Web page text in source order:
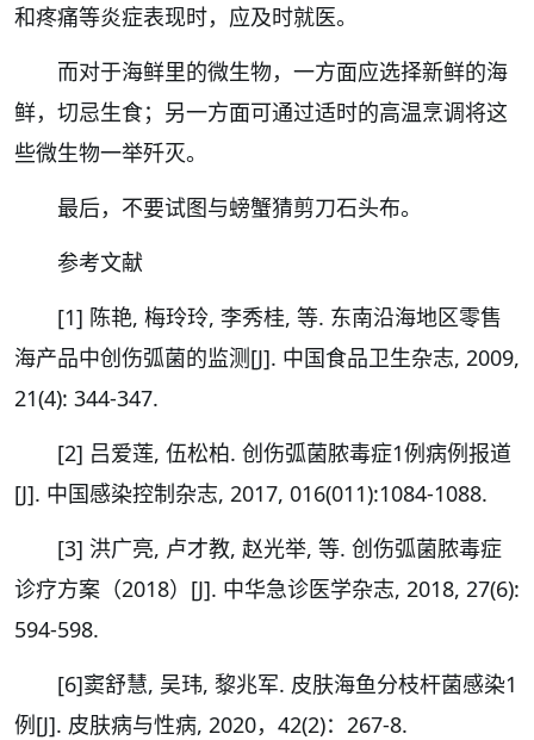
和疼痛等炎症表现时，应及时就医。
而对于海鲜里的微生物，一方面应选择新鲜的海
鲜，切忌生食；另一方面可通过适时的高温烹调将这
些微生物一举歼灭。
最后，不要试图与螃蟹猜剪刀石头布。
参考文献
[1] 陈艳, 梅玲玲, 李秀桂, 等. 东南沿海地区零售
海产品中创伤弧菌的监测[J]. 中国食品卫生杂志, 2009,
21(4): 344-347.
[2] 吕爱莲, 伍松柏. 创伤弧菌脓毒症1例病例报道
[J]. 中国感染控制杂志, 2017, 016(011):1084-1088.
[3] 洪广亮, 卢才教, 赵光举, 等. 创伤弧菌脓毒症
诊疗方案（2018）[J]. 中华急诊医学杂志, 2018, 27(6):
594-598.
[6]窦舒慧, 吴玮, 黎兆军. 皮肤海鱼分枝杆菌感染1
例[J]. 皮肤病与性病, 2020，42(2)：267-8.